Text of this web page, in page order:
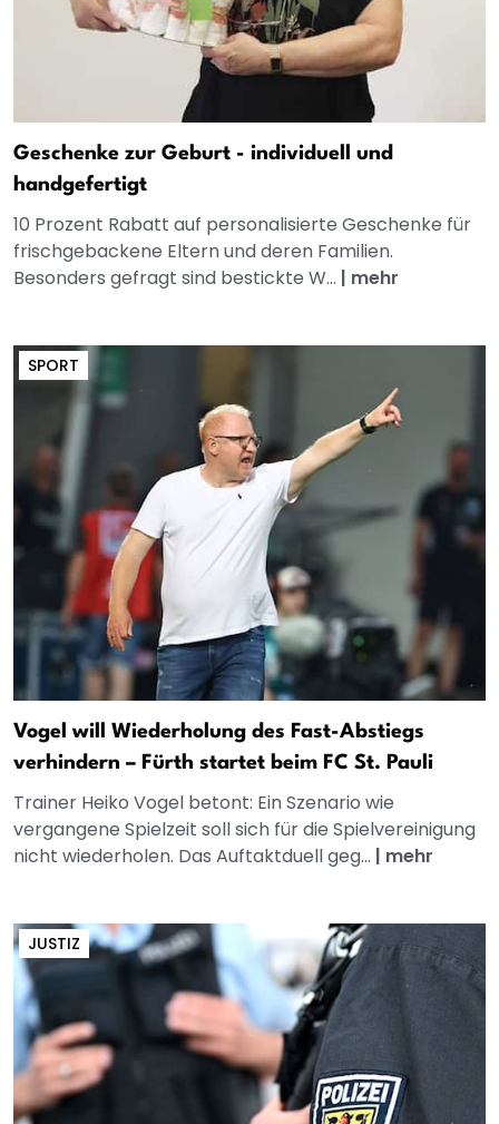
Geschenke zur Geburt - individuell und
handgefertigt
10 Prozent Rabatt auf personalisierte Geschenke für
frischgebackene Eltern und deren Familien.
Besonders gefragt sind bestickte W... | mehr
SPORT
Vogel will Wiederholung des Fast-Abstiegs
verhindern – Fürth startet beim FC St. Pauli
Trainer Heiko Vogel betont: Ein Szenario wie
vergangene Spielzeit soll sich für die Spielvereinigung
nicht wiederholen. Das Auftaktduell geg... | mehr
JUSTIZ